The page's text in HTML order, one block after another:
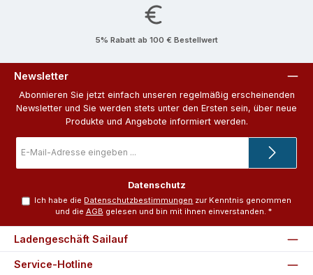
5% Rabatt ab 100 € Bestellwert
Newsletter
Abonnieren Sie jetzt einfach unseren regelmäßig erscheinenden
Newsletter und Sie werden stets unter den Ersten sein, über neue
Produkte und Angebote informiert werden.
Mail-
Datenschutz
Ich habe die Datenschutzbestimmungen zur Kenntnis genommen
und die AGB gelesen und bin mit ihnen einverstanden. *
Service-Hotline
Ladengeschäft Sailauf